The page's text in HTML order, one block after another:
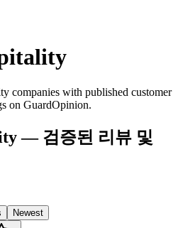
companies with published customer
on GuardOpinion.
— 검증된 리뷰 및
Newest